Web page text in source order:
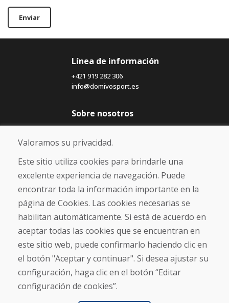
Enviar
Línea de información
+421 919 282 306
info@domivosport.es
Sobre nosotros
Blog
Sobre nosotros
Comercio
Contacto
Compra
Tienda electrónica
Envío y pago
NORMAS DE RECLAMACIÓN
Devolución y cambio de mercancías
Política de privacidad
Cookies
Valoramos su privacidad.
Este sitio utiliza cookies para brindarle una
excelente experiencia de navegación. Puede
encontrar toda la información importante en la
página de Cookies. Las cookies necesarias se
habilitan automáticamente. Si está de acuerdo en
aceptar todas las cookies que se encuentran en
este sitio web, puede confirmarlo haciendo clic en
el botón "Aceptar y continuar". Si desea ajustar su
configuración, haga clic en el botón “Editar
configuración de cookies”.